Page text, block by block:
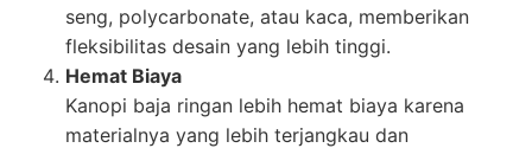
seng, polycarbonate, atau kaca, memberikan
fleksibilitas desain yang lebih tinggi.
Hemat Biaya
Kanopi baja ringan lebih hemat biaya karena
materialnya yang lebih terjangkau dan